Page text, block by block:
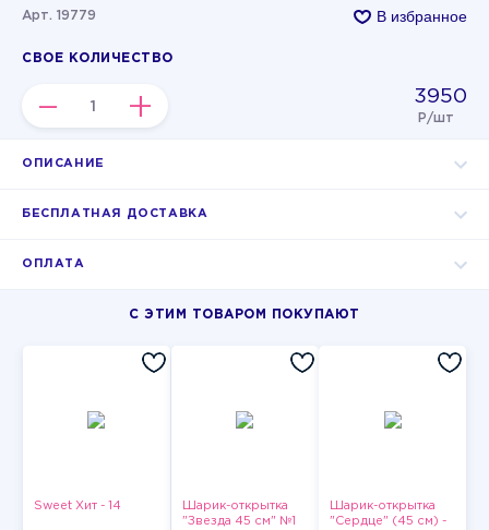
Арт. 19779 В избранное
СВОЕ КОЛИЧЕСТВО
– + 3950
Р/шт
ОПИСАНИЕ
БЕСПЛАТНАЯ ДОСТАВКА
ОПЛАТА
С ЭТИМ ТОВАРОМ ПОКУПАЮТ
Sweet Хит - 14
Шарик-открытка
"Звезда 45 см" №1
Шарик-открытка
"Сердце" (45 см) -